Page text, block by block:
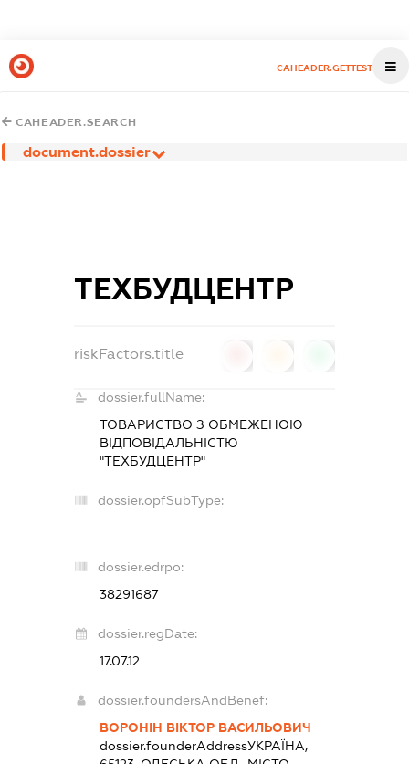
CAHEADER.GETTEST
CAHEADER.SEARCH
document.dossier
ТЕХБУДЦЕНТР
riskFactors.title
dossier.fullName:
ТОВАРИСТВО З ОБМЕЖЕНОЮ
ВІДПОВІДАЛЬНІСТЮ
"ТЕХБУДЦЕНТР"
dossier.opfSubType:
-
dossier.edrpo:
38291687
dossier.regDate:
17.07.12
dossier.foundersAndBenef:
ВОРОНІН ВІКТОР ВАСИЛЬОВИЧ
dossier.founderAddressУКРАЇНА,